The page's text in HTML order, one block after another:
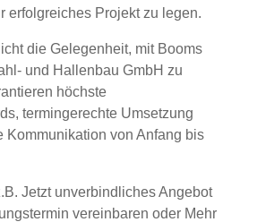
erfolgreiches Projekt zu legen.
die Gelegenheit, mit Booms
und Hallenbau GmbH zu
höchste
termingerechte Umsetzung
Kommunikation von Anfang bis
Jetzt unverbindliches Angebot
vereinbaren oder Mehr